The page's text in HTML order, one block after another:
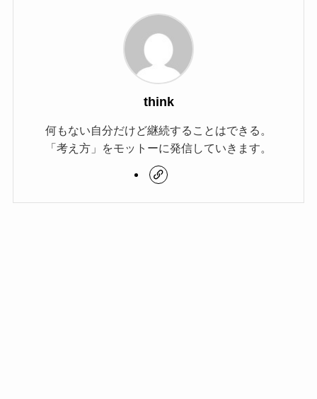
think
何もない自分だけど継続することはできる。
「考え方」をモットーに発信していきます。